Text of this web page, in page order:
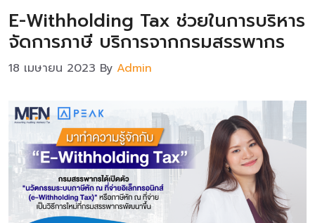
E-Withholding Tax ช่วยในการบริหาร
จัดการภาษี บริการจากกรมสรรพากร
18 เมษายน 2023 By Admin